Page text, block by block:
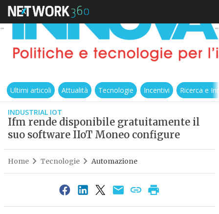
Ultimi articoli Attualità Tecnologie Incentivi Ricerca e
INDUSTRIAL IOT
Ifm rende disponibile gratuitamente il
suo software IIoT Moneo configure
Home Tecnologie Automazione